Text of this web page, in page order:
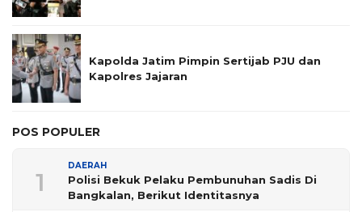
Kapolda Jatim Pimpin Sertijab PJU dan
Kapolres Jajaran
POS POPULER
1
DAERAH
Polisi Bekuk Pelaku Pembunuhan Sadis Di
Bangkalan, Berikut Identitasnya